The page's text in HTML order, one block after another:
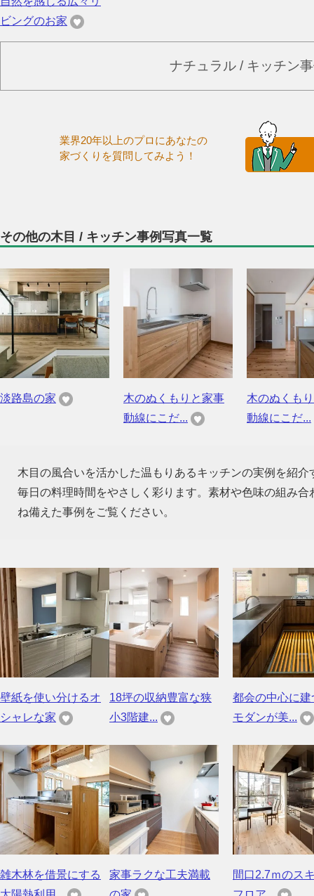
ビングのお家
ナチュラル / キッチン
業界20年以上のプロにあなたの
家づくりを質問してみよう！
その他の木目 / キッチン事例写真一覧
淡路島の家
木のぬくもりと家事
動線にこだ...
木のぬくも
動線にこだ...
木目の風合いを活かした温もりあるキッチンの実例を紹
毎日の料理時間をやさしく彩ります。素材や色味の組み
ね備えた事例をご覧ください。
壁紙を使い分けるオ
シャレな家
18坪の収納豊富な狭
小3階建...
都会の中心に建
モダンが美...
雑木林を借景にする
家事ラクな工夫満載
間口2.7ｍのス